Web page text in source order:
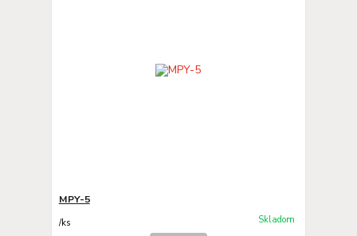
MPY-5
/ks Skladom